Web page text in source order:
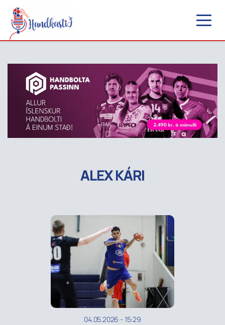
ALEX KÁRI
04.05.2026 - 15:29